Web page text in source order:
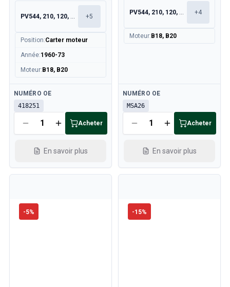
PV544, 210, 120, 130 +5
Position:Carter moteur
Année:1960-73
Moteur: B18, B20
Disponible
NUMÉRO OE
418251
Acheter
En savoir plus
PV544, 210, 120, 130 +4
Moteur: B18, B20
Disponible
NUMÉRO OE
MSA26
Acheter
En savoir plus
-5% -15%